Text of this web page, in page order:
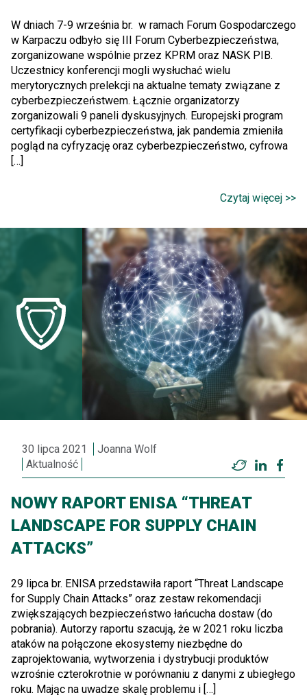
W dniach 7-9 września br. w ramach Forum Gospodarczego
w Karpaczu odbyło się III Forum Cyberbezpieczeństwa,
zorganizowane wspólnie przez KPRM oraz NASK PIB.
Uczestnicy konferencji mogli wysłuchać wielu
merytorycznych prelekcji na aktualne tematy związane z
cyberbezpieczeństwem. Łącznie organizatorzy
zorganizowali 9 paneli dyskusyjnych. Europejski program
certyfikacji cyberbezpieczeństwa, jak pandemia zmieniła
pogląd na cyfryzację oraz cyberbezpieczeństwo, cyfrowa
[…]
Czytaj więcej >>
30 lipca 2021
Joanna Wolf
Aktualność
Twitter
NOWY RAPORT ENISA “THREAT
LANDSCAPE FOR SUPPLY CHAIN
ATTACKS”
29 lipca br. ENISA przedstawiła raport “Threat Landscape
for Supply Chain Attacks” oraz zestaw rekomendacji
zwiększających bezpieczeństwo łańcucha dostaw (do
pobrania). Autorzy raportu szacują, że w 2021 roku liczba
ataków na połączone ekosystemy niezbędne do
zaprojektowania, wytworzenia i dystrybucji produktów
wzrośnie czterokrotnie w porównaniu z danymi z ubiegłego
roku. Mając na uwadze skalę problemu i […]